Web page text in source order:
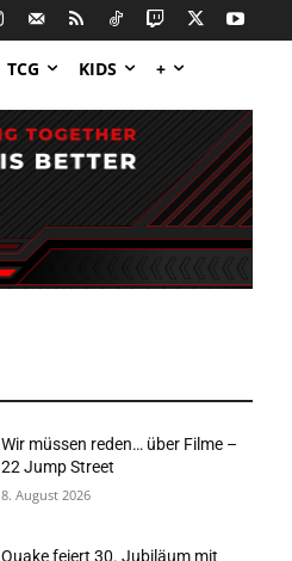
TCG KIDS +
Wir müssen reden… über Filme –
22 Jump Street
8. August 2026
Quake feiert 30. Jubiläum mit